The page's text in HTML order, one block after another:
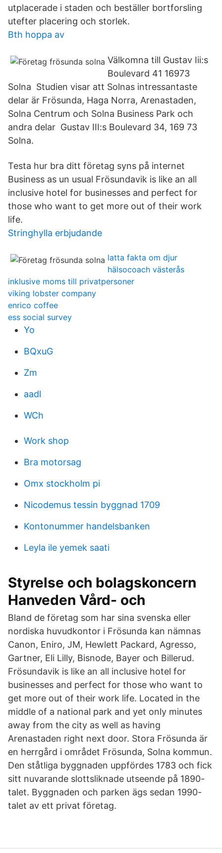
utplacerade i staden och beställer bortforsling
utefter placering och storlek.
Bth hoppa av
Välkomna till Gustav Iii:s
Boulevard 41 16973
Solna Studien visar att Solnas intressantaste
delar är Frösunda, Haga Norra, Arenastaden,
Solna Centrum och Solna Business Park och
andra delar Gustav III:s Boulevard 34, 169 73
Solna.
Testa hur bra ditt företag syns på internet
Business as un usual Frösundavik is like an all
inclusive hotel for businesses and perfect for
those who want to get more out of their work
life.
Stringhylla erbjudande
latta fakta om djur
hälsocoach västerås
inklusive moms till privatpersoner
viking lobster company
enrico coffee
ess social survey
Yo
BQxuG
Zm
aadl
WCh
Work shop
Bra motorsag
Omx stockholm pi
Nicodemus tessin byggnad 1709
Kontonummer handelsbanken
Leyla ile yemek saati
Styrelse och bolagskoncern
Hanveden Vård- och
Bland de företag som har sina svenska eller
nordiska huvudkontor i Frösunda kan nämnas
Canon, Eniro, JM, Hewlett Packard, Agresso,
Gartner, Eli Lilly, Bisnode, Bayer och Billerud.
Frösundavik is like an all inclusive hotel for
businesses and perfect for those who want to
get more out of their work life. Located in the
middle of a national park and yet only minutes
away from the city as well as having
Arenastaden right next door. Stora Frösunda är
en herrgård i området Frösunda, Solna kommun.
Den ståtliga byggnaden uppfördes 1783 och fick
sitt nuvarande slottsliknade utseende på 1890-
talet. Byggnaden och parken ägs sedan 1990-
talet av ett privat företag.